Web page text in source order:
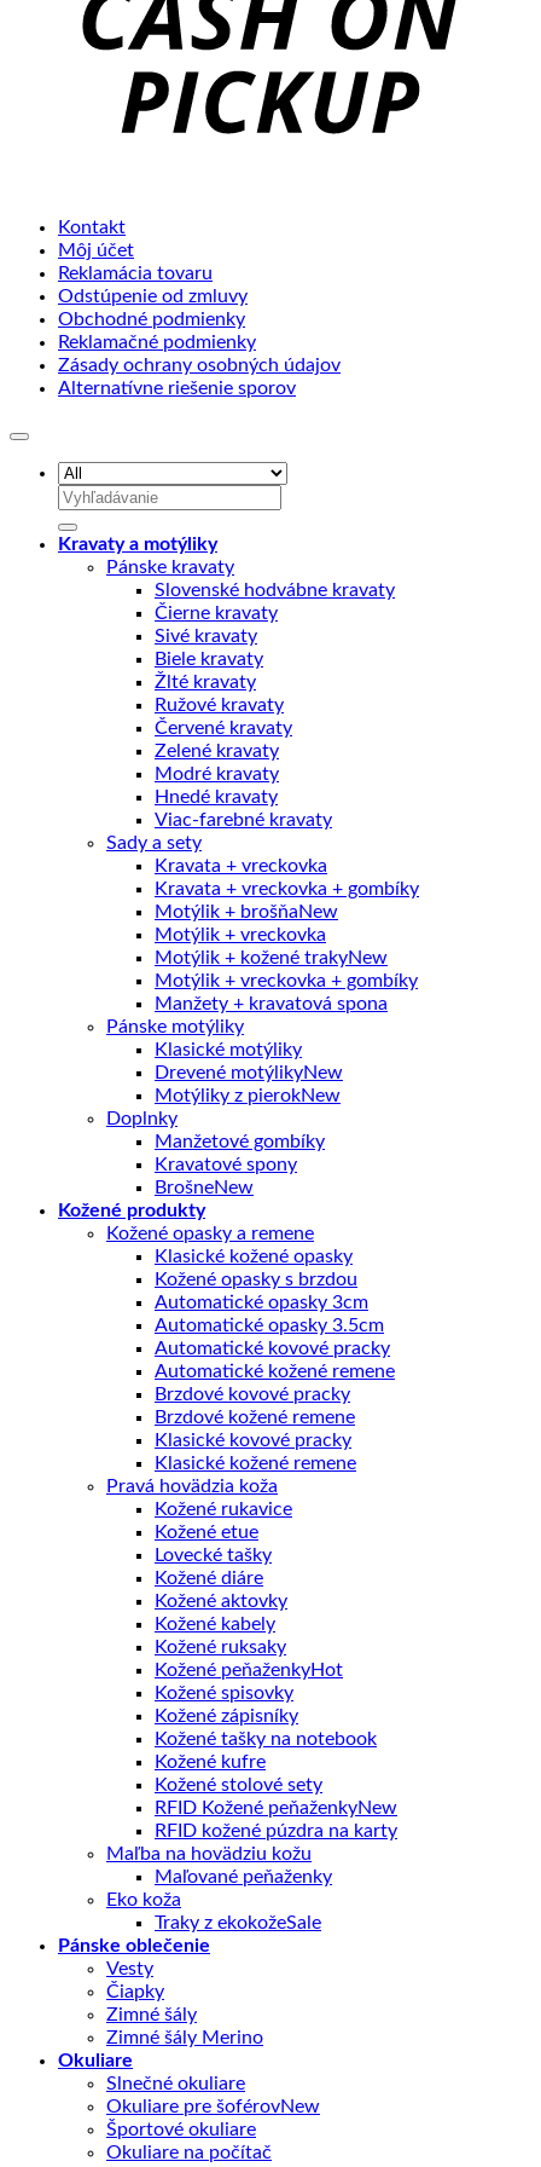
Kontakt
Môj účet
Reklamácia tovaru
Odstúpenie od zmluvy
Obchodné podmienky
Reklamačné podmienky
Zásady ochrany osobných údajov
Alternatívne riešenie sporov
Hľadať:
Kravaty a motýliky
Pánske kravaty
Slovenské hodvábne kravaty
Čierne kravaty
Sivé kravaty
Biele kravaty
Žlté kravaty
Ružové kravaty
Červené kravaty
Zelené kravaty
Modré kravaty
Hnedé kravaty
Viac-farebné kravaty
Sady a sety
Kravata + vreckovka
Kravata + vreckovka + gombíky
Motýlik + brošňa
Motýlik + vreckovka
Motýlik + kožené traky
Motýlik + vreckovka + gombíky
Manžety + kravatová spona
Pánske motýliky
Klasické motýliky
Drevené motýliky
Motýliky z pierok
Doplnky
Manžetové gombíky
Kravatové spony
Brošne
Kožené produkty
Kožené opasky a remene
Klasické kožené opasky
Kožené opasky s brzdou
Automatické opasky 3cm
Automatické opasky 3.5cm
Automatické kovové pracky
Automatické kožené remene
Brzdové kovové pracky
Brzdové kožené remene
Klasické kovové pracky
Klasické kožené remene
Pravá hovädzia koža
Kožené rukavice
Kožené etue
Lovecké tašky
Kožené diáre
Kožené aktovky
Kožené kabely
Kožené ruksaky
Kožené peňaženky
Kožené spisovky
Kožené zápisníky
Kožené tašky na notebook
Kožené kufre
Kožené stolové sety
RFID Kožené peňaženky
RFID kožené púzdra na karty
Maľba na hovädziu kožu
Maľované peňaženky
Eko koža
Traky z ekokože
Pánske oblečenie
Vesty
Čiapky
Zimné šály
Zimné šály Merino
Okuliare
Slnečné okuliare
Okuliare pre šoférov
Športové okuliare
Okuliare na počítač